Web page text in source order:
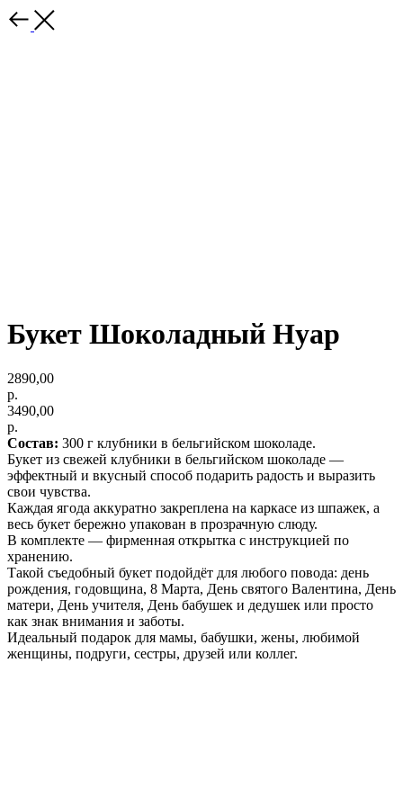
Букет Шоколадный Нуар
2890,00
р.
3490,00
р.
Состав: 300 г клубники в бельгийском шоколаде.
Букет из свежей клубники в бельгийском шоколаде —
эффектный и вкусный способ подарить радость и выразить
свои чувства.
Каждая ягода аккуратно закреплена на каркасе из шпажек, а
весь букет бережно упакован в прозрачную слюду.
В комплекте — фирменная открытка с инструкцией по
хранению.
Такой съедобный букет подойдёт для любого повода: день
рождения, годовщина, 8 Марта, День святого Валентина, День
матери, День учителя, День бабушек и дедушек или просто
как знак внимания и заботы.
Идеальный подарок для мамы, бабушки, жены, любимой
женщины, подруги, сестры, друзей или коллег.